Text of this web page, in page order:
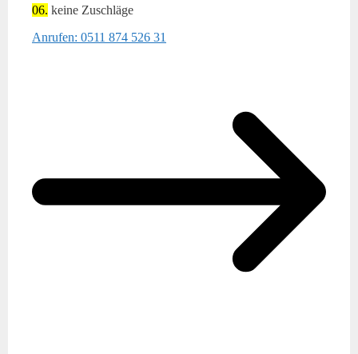
06. keine Zuschläge
Anrufen: 0511 874 526 31